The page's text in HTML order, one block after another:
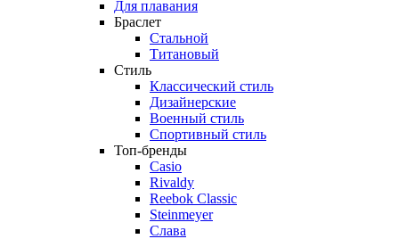
Для плавания
Браслет
Стальной
Титановый
Стиль
Классический стиль
Дизайнерские
Военный стиль
Спортивный стиль
Топ-бренды
Casio
Rivaldy
Reebok Classic
Steinmeyer
Слава